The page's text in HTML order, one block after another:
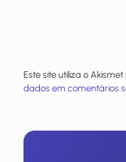
Este site utiliza o
dados em comentários